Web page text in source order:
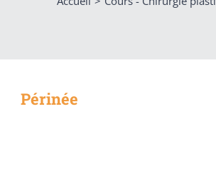
Périnée